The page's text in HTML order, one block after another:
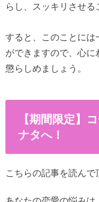
らし、スッキリさせる
すると、このことには
ができますので、心
懲らしめましょう。
【期間限定】
ナタへ！
こちらの記事を読んで